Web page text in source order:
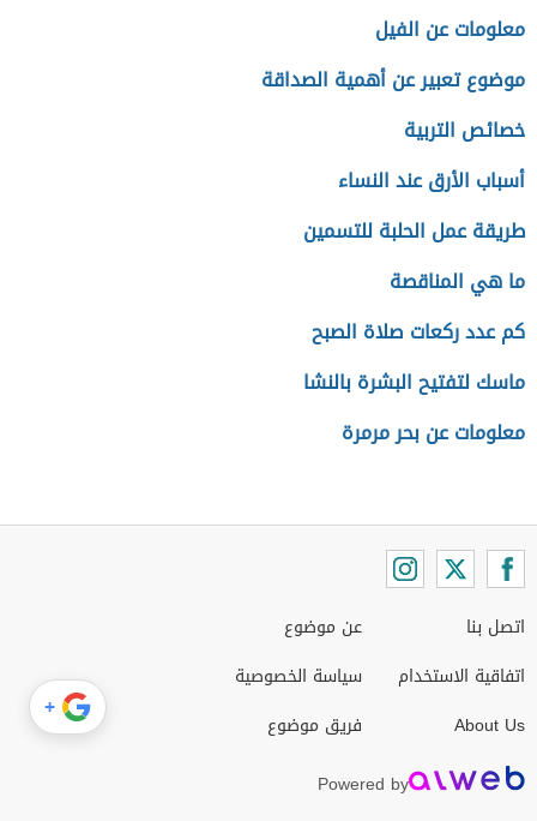
معلومات عن الفيل
موضوع تعبير عن أهمية الصداقة
خصائص التربية
أسباب الأرق عند النساء
طريقة عمل الحلبة للتسمين
ما هي المناقصة
كم عدد ركعات صلاة الصبح
ماسك لتفتيح البشرة بالنشا
معلومات عن بحر مرمرة
اتصل بنا
اتفاقية الاستخدام
About Us
عن موضوع
سياسة الخصوصية
فريق موضوع
Powered by
+